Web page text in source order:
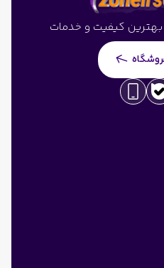
بهترین کیفیت و خدمات